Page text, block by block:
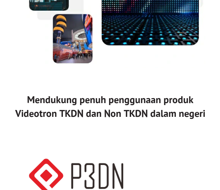
Mendukung penuh penggunaan produk
Videotron TKDN dan Non TKDN dalam negeri